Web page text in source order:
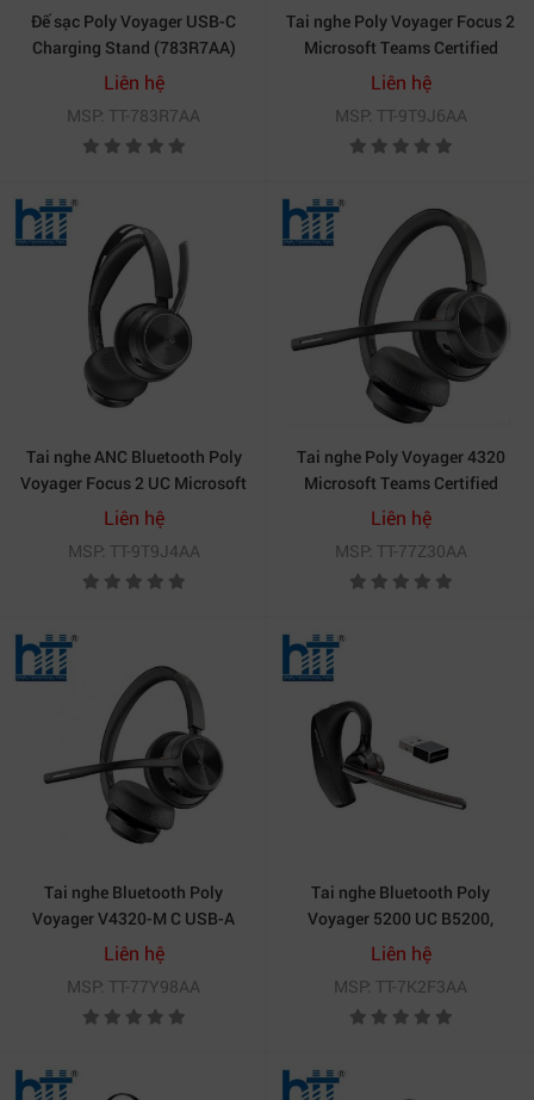
Đế sạc Poly Voyager USB-C
Charging Stand (783R7AA)
Liên hệ
MSP: TT-783R7AA
Tai nghe Poly Voyager Focus 2
Microsoft Teams Certified
USB-C-C Headset +USB-C/A
Adapter +Charging Stand
(9T9J6AA)
Liên hệ
MSP: TT-9T9J6AA
Tai nghe ANC Bluetooth Poly
Voyager Focus 2 UC Microsoft
Teams 9T9J4AA
Liên hệ
MSP: TT-9T9J4AA
Tai nghe Poly Voyager 4320
Microsoft Teams Certified
USB-C Headset +BT700
dongle (77Z30AA)
Liên hệ
MSP: TT-77Z30AA
Tai nghe Bluetooth Poly
Voyager V4320-M C USB-A
(77Y98AA)
Liên hệ
MSP: TT-77Y98AA
Tai nghe Bluetooth Poly
Voyager 5200 UC B5200,
BT700 (7K2F3AA)
Liên hệ
MSP: TT-7K2F3AA